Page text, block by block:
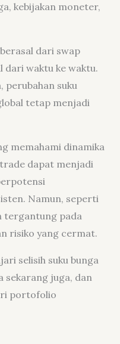
kebijakan moneter,
dari swap
waktu ke waktu.
perubahan suku
tetap menjadi
memahami dinamika
dapat menjadi
Namun, seperti
tergantung pada
risiko yang cermat.
selisih suku bunga
sekarang juga, dan
portofolio